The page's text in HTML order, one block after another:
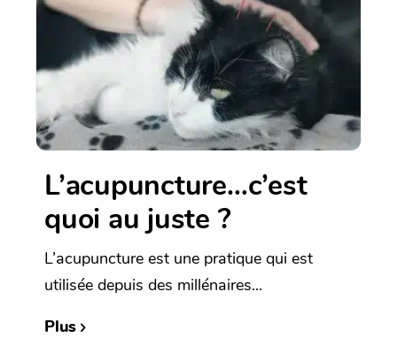
L’acupuncture…c’est
quoi au juste ?
L’acupuncture est une pratique qui est
utilisée depuis des millénaires...
Plus